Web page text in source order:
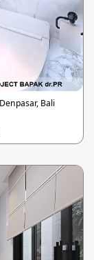
Bali